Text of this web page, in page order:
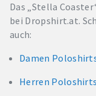
Das „Stella
bei Dropshirt.at.
auch:
Damen
Herren Poloshirts